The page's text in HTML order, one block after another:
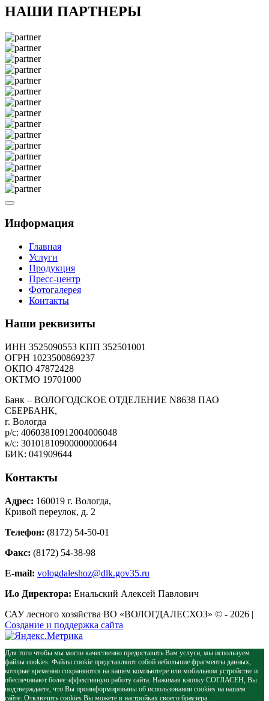
НАШИ ПАРТНЕРЫ
Информация
Главная
Услуги
Продукция
Пресс-центр
Фотогалерея
Контакты
Наши реквизиты
ИНН 3525090553 КПП 352501001
ОГРН 1023500869237
ОКПО 47872428
ОКТМО 19701000
Банк – ВОЛОГОДСКОЕ ОТДЕЛЕНИЕ N8638 ПАО
СБЕРБАНК,
г. Вологда
р/с: 40603810912004006048
к/с: 30101810900000000644
БИК: 041909644
Контакты
Адрес: 160019 г. Вологда,
Кривой переулок, д. 2
Телефон: (8172) 54-50-01
Факс: (8172) 54-38-98
E-mail: vologdaleshoz@dlk.gov35.ru
И.о Директора: Енальский Алексей Павлович
САУ лесного хозяйства ВО «ВОЛОГДАЛЕСХОЗ» © - 2026 |
Создание и поддержка сайта
Для того чтобы мы могли качественно предоставить Вам услуги, мы используем
файлы cookies. Файлы cookie представляют собой небольшие фрагменты данных,
которые временно сохраняются на вашем компьютере или мобильном устройстве и
обеспечивают более эффективную работу сайта. Нажимая кнопку СОГЛАСЕН, Вы
подтверждаете, что Вы проинформированы об использовании cookies на нашем
сайте. Отключить cookies Вы можете в настройках своего браузера.